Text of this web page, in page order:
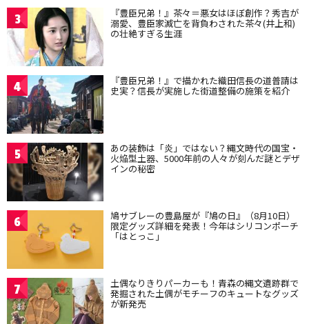
3 『豊臣兄弟！』茶々＝悪女はほぼ創作？秀吉が
溺愛、豊臣家滅亡を背負わされた茶々(井上和)
の壮絶すぎる生涯
4 『豊臣兄弟！』で描かれた織田信長の道普請は
史実？信長が実施した街道整備の施策を紹介
5 あの装飾は「炎」ではない？縄文時代の国宝・
火焔型土器、5000年前の人々が刻んだ謎とデザ
インの秘密
6 鳩サブレーの豊島屋が『鳩の日』（8月10日）
限定グッズ詳細を発表！今年はシリコンポーチ
「はとっこ」
7 土偶なりきりパーカーも！青森の縄文遺跡群で
発掘された土偶がモチーフのキュートなグッズ
が新発売